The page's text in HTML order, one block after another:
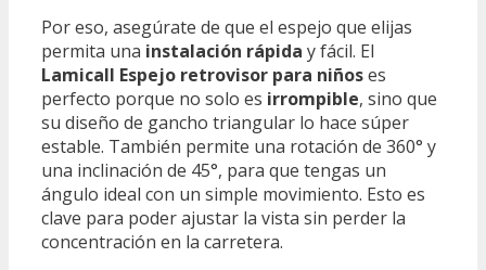
Por eso, asegúrate de que el espejo que elijas
permita una instalación rápida y fácil. El
Lamicall Espejo retrovisor para niñoses
perfecto porque no solo es irrompible, sino que
su diseño de gancho triangular lo hace súper
estable. También permite una rotación de 360° y
una inclinación de 45°, para que tengas un
ángulo ideal con un simple movimiento. Esto es
clave para poder ajustar la vista sin perder la
concentración en la carretera.